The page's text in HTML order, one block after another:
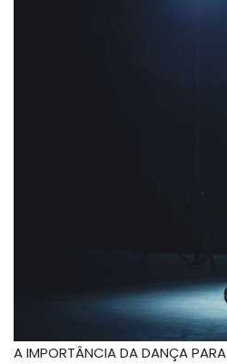
A IMPORTÂNCIA DA DANÇA